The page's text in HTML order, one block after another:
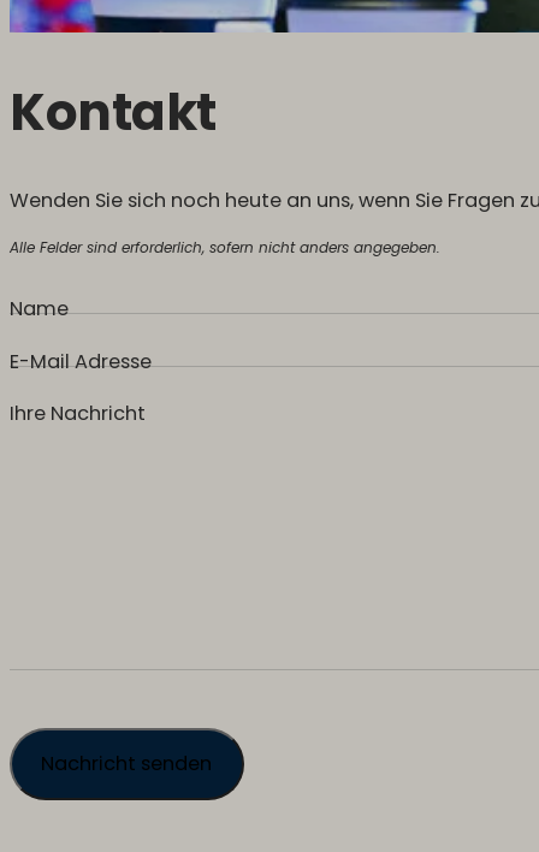
Kontakt
Wenden Sie sich noch heute an uns, wenn Sie
Alle Felder sind erforderlich, sofern nicht anders angegeben.
Name
E-Mail Adresse
Ihre Nachricht